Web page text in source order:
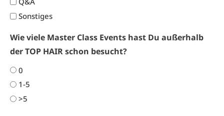
Sonstiges
Wie viele Master Class Events hast Du außerhalb
der TOP HAIR schon besucht?
0
1-5
>5